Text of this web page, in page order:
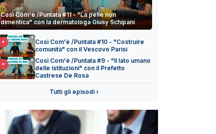
Così Com'è /Puntata #11 - "La pelle non
dimentica" con la dermatologa Giusy Schipani
Così Com'è /Puntata #10 - "Costruire
comunità" con il Vescovo Parisi
Così Com'è /Puntata #9 - "Il lato umano
delle istituzioni" con il Prefetto
Castrese De Rosa
Tutti gli episodi ›